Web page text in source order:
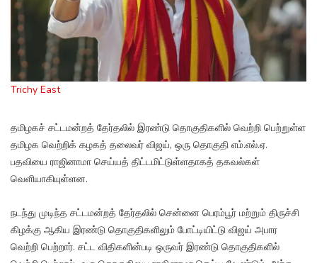
Trichy East
தமிழகச் சட்டமன்றத் தேர்தலில் இரண்டு தொகுதிகளில் வெற்றி பெற்றுள்ள
தமிழக வெற்றிக் கழகத் தலைவர் விஜய், ஒரு தொகுதி எம்.எல்.ஏ.
பதவியை ராஜினாமா செய்யத் திட்டமிட்டுள்ளதாகத் தகவல்கள்
வெளியாகியுள்ளன.
நடந்து முடிந்த சட்டமன்றத் தேர்தலில் சென்னை பெரம்பூர் மற்றும் திருச்சி
கிழக்கு ஆகிய இரண்டு தொகுதிகளிலும் போட்டியிட்டு விஜய் அபார
வெற்றி பெற்றார். சட்ட விதிகளின்படி ஒருவர் இரண்டு தொகுதிகளில்